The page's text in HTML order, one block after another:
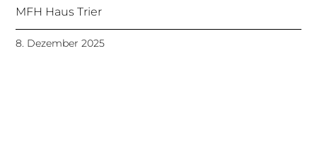
MFH Haus Trier
8. Dezember 2025